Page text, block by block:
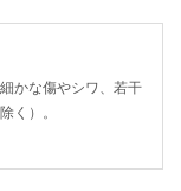
かな傷やシワ、若干
く）。